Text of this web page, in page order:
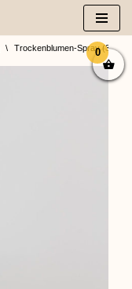
\ Trockenblumen-Spray (300ml)
0